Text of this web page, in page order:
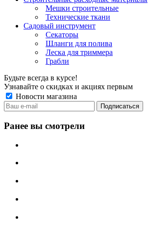
Мешки строительные
Технические ткани
Садовый инструмент
Секаторы
Шланги для полива
Леска для триммера
Грабли
Будьте всегда в курсе!
Узнавайте о скидках и акциях первым
Новости магазина
Ранее вы смотрели